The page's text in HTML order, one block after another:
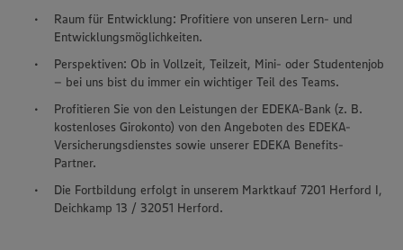
Raum für Entwicklung: Profitiere von unseren Lern- und
Entwicklungsmöglichkeiten.
Perspektiven: Ob in Vollzeit, Teilzeit, Mini- oder Studentenjob
– bei uns bist du immer ein wichtiger Teil des Teams.
Profitieren Sie von den Leistungen der EDEKA-Bank (z. B.
kostenloses Girokonto) von den Angeboten des EDEKA-
Versicherungsdienstes sowie unserer EDEKA Benefits-
Partner.
Die Fortbildung erfolgt in unserem Marktkauf 7201 Herford I,
Deichkamp 13 / 32051 Herford.